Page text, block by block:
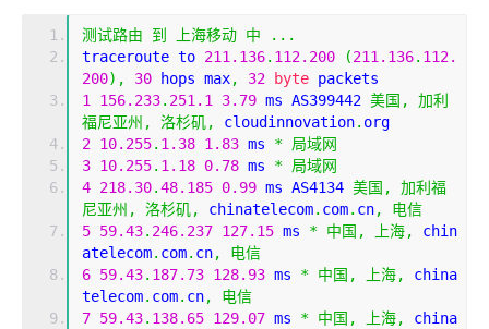
测试路由 到 上海移动 中
...
traceroute to 211.136. 112.200 (211.136. 112.
200), 30 hops max, 32 byte packets
1
156.233. 251.1 3.79 ms AS399442 美国,
加利
福尼亚州,
洛杉矶, cloudinnovation. org
2 10.255. 1.38 1.83 ms * 局域网
3 10.255. 1.18 0.78 ms * 局域网
4 218.30.48.185 0.99 ms AS4134 美国,
加利福
尼亚州,
洛杉矶, chinatelecom. com. cn,
电信
5 59.43. 246.237 127.15 ms * 中国, 上海,
chin
atelecom. com. cn,
电信
6 59.43. 187.73 128.93 ms * 中国, 上海,
china
telecom. com. cn,
电信
7 59.43. 138.65 129.07 ms * 中国, 上海,
china